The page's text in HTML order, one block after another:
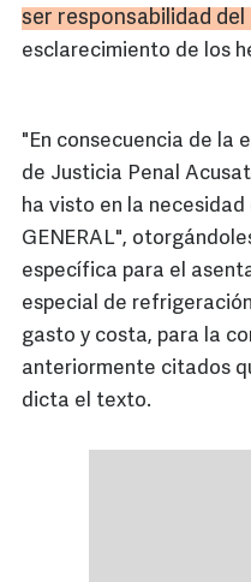
ser responsabilidad
esclarecimiento de los
"En consecuencia de la
de Justicia Penal
ha visto en la necesidad
GENERAL",
específica para el
especial de
gasto y costa, para la
anteriormente citados
dicta el texto.